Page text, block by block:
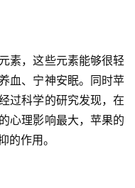
素，这些元素能够很轻
血、宁神安眠。同时苹
过科学的研究发现，在
心理影响最大，苹果的
的作用。